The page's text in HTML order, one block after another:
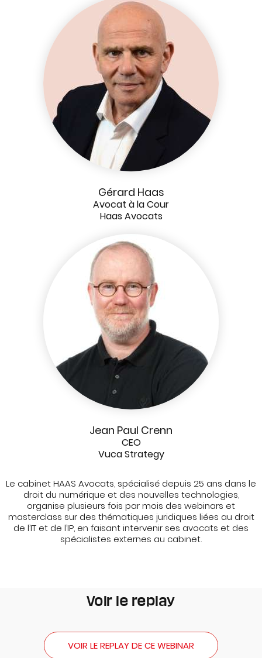
Gérard Haas
Avocat à la Cour
Haas Avocats
Jean Paul Crenn
CEO
Vuca Strategy
Le cabinet HAAS Avocats, spécialisé depuis 25 ans dans le
droit du numérique et des nouvelles technologies,
organise plusieurs fois par mois des webinars et
masterclass sur des thématiques juridiques liées au droit
de l’IT et de l’IP, en faisant intervenir ses avocats et des
spécialistes externes au cabinet.
Voir le replay
VOIR LE REPLAY DE CE WEBINAR